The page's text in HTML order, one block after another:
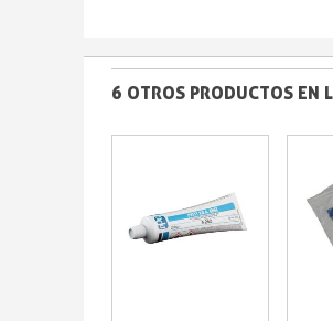
6 OTROS PRODUCTOS EN